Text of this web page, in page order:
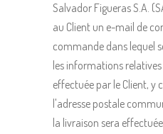
Salvador Figueras S.A.
au Client un e-mail de
commande dans lequel
les informations
effectuée par le Client, y
l'adresse postale
la livraison sera